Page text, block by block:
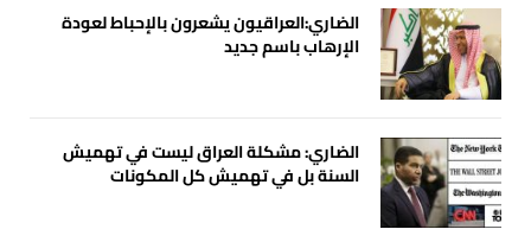
الضاري:العراقيون يشعرون بالإحباط لعودة
الإرهاب باسم جديد
الضاري: مشكلة العراق ليست في تهميش
السنة بل في تهميش كل المكونات